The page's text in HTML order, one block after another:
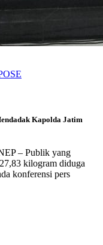
Kapolda Jatim
– Publik yang
kilogram diduga
konferensi pers